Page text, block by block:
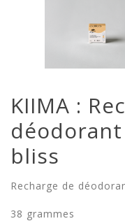
KIIMA :
bliss
Recharge de
38 grammes